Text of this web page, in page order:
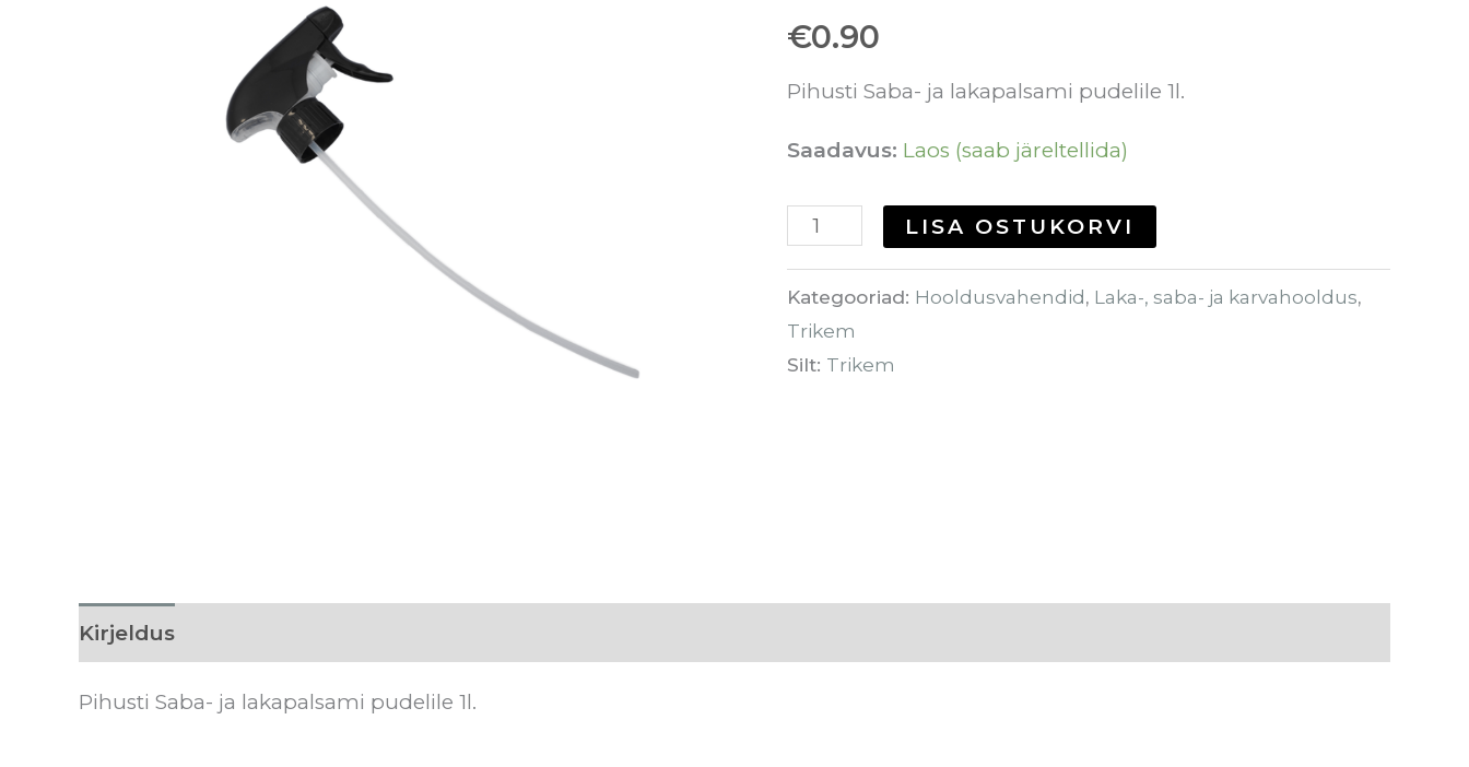
€0.90
Pihusti Saba- ja lakapalsami pudelile 1l.
Saadavus: Laos (saab järeltellida)
pudelile
LISA OSTUKORVI
Kategooriad: Hooldusvahendid, Laka-, saba- ja karvahooldus,
Trikem
Silt: Trikem
Kirjeldus
Pihusti Saba- ja lakapalsami pudelile 1l.